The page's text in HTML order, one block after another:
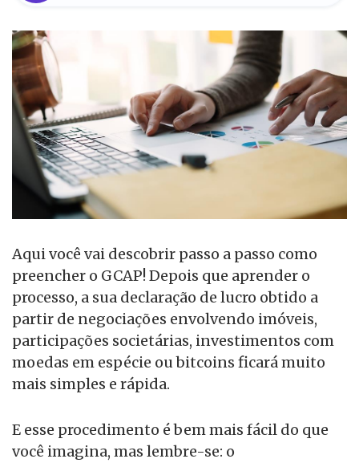
Aqui você vai descobrir passo a passo como
preencher o GCAP! Depois que aprender o
processo, a sua declaração de lucro obtido a
partir de negociações envolvendo imóveis,
participações societárias, investimentos com
moedas em espécie ou bitcoins ficará muito
mais simples e rápida.
E esse procedimento é bem mais fácil do que
você imagina, mas lembre-se: o